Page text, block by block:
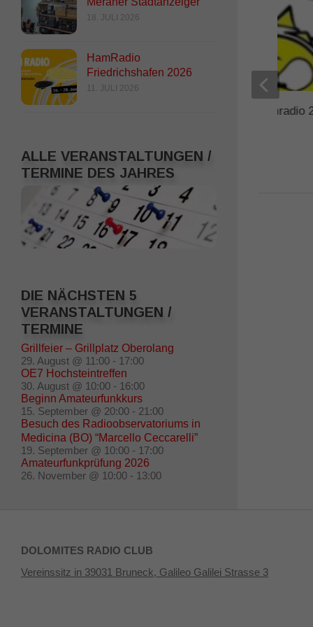
RADIO DARC – Hamradio
4. JULI 2025
18. JULI 2026
HamRadio
Friedrichshafen 2026
11. JULI 2026
ALLE VERANSTALTUNGEN /
TERMINE DES JAHRES
DIE NÄCHSTEN 5
VERANSTALTUNGEN /
TERMINE
Grillfeier – Grillplatz Oberolang
29. August @ 11:00 - 17:00
OE7 Hochsteintreffen
30. August @ 10:00 - 16:00
Beginn Amateurfunkkurs
15. September @ 20:00 - 21:00
Besuch des Radioobservatoriums in
Medicina (BO) “Marcello Ceccarelli”
19. September @ 10:00 - 17:00
Amateurfunkprüfung 2026
26. November @ 10:00 - 13:00
DOLOMITES RADIO CLUB
Vereinssitz in 39031 Bruneck, Galileo Galilei Strasse 3